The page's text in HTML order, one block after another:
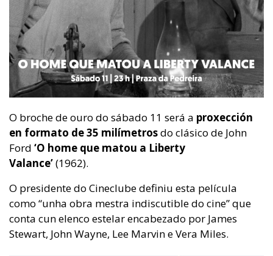
O broche de ouro do sábado 11 será a proxección
en formato de 35 milímetrosdo clásico de John
Ford ‘O home que matou a Liberty
Valance’(1962).
O presidente do Cineclube definiu esta película
como “unha obra mestra indiscutible do cine” que
conta cun elenco estelar encabezado por James
Stewart, John Wayne, Lee Marvin e Vera Miles.